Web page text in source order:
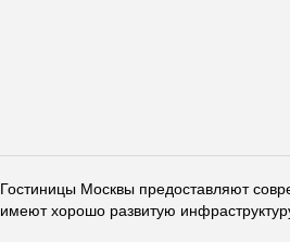
Гостиницы Москвы предоставляют
имеют хорошо развитую